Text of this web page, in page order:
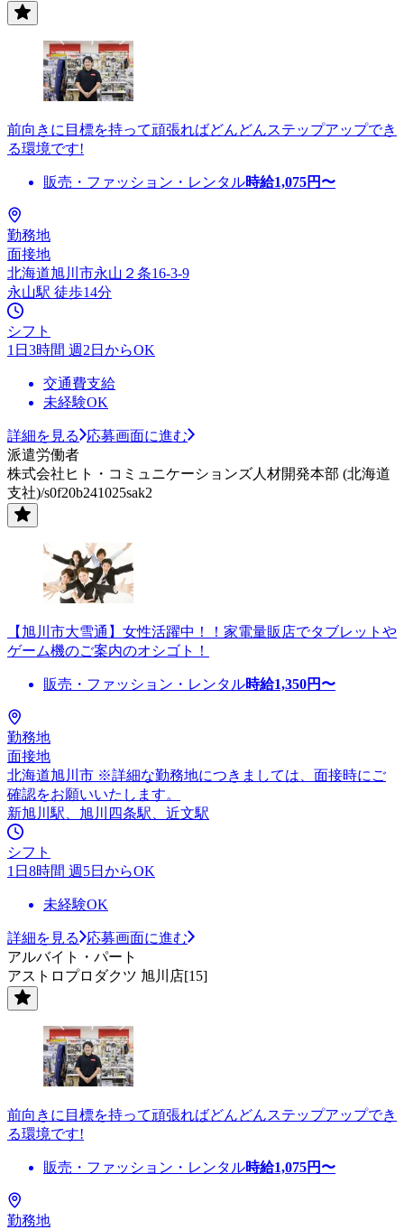
前向きに目標を持って頑張ればどんどんステップアップでき
る環境です!
販売・ファッション・レンタル時給1,075円〜
勤務地
面接地
北海道旭川市永山２条16-3-9
永山駅 徒歩14分
シフト
1日3時間 週2日からOK
交通費支給
未経験OK
詳細を見る
応募画面に進む
派遣労働者
株式会社ヒト・コミュニケーションズ人材開発本部 (北海道
支社)/s0f20b241025sak2
【旭川市大雪通】女性活躍中！！家電量販店でタブレットや
ゲーム機のご案内のオシゴト！
販売・ファッション・レンタル時給1,350円〜
勤務地
面接地
北海道旭川市 ※詳細な勤務地につきましては、面接時にご
確認をお願いいたします。
新旭川駅、旭川四条駅、近文駅
シフト
1日8時間 週5日からOK
未経験OK
詳細を見る
応募画面に進む
アルバイト・パート
アストロプロダクツ 旭川店[15]
前向きに目標を持って頑張ればどんどんステップアップでき
る環境です!
販売・ファッション・レンタル時給1,075円〜
勤務地